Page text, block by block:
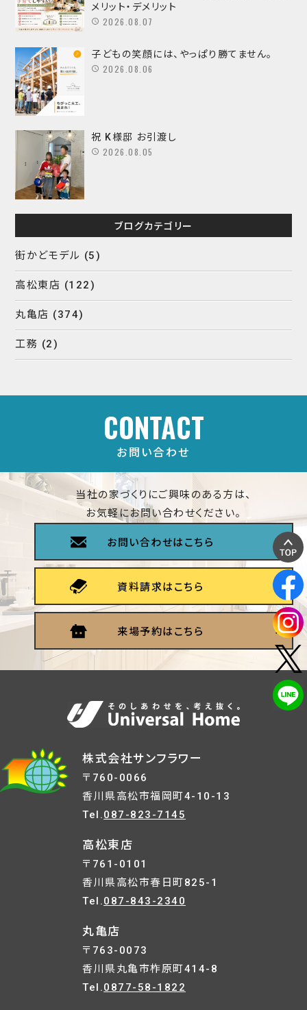
メリット・デメリット
2026.08.07
子どもの笑顔には、やっぱり勝てません。
2026.08.06
祝 K様邸 お引渡し
2026.08.05
ブログカテゴリー
街かどモデル (5)
高松東店 (122)
丸亀店 (374)
工務 (2)
CONTACT
お問い合わせ
当社の家づくりにご興味のある方は、
お気軽にお問い合わせください。
お問い合わせはこちら
資料請求はこちら
来場予約はこちら
株式会社サンフラワー
〒760-0066
香川県高松市福岡町4-10-13
Tel.087-823-7145
高松東店
〒761-0101
香川県高松市春日町825-1
Tel.087-843-2340
丸亀店
〒763-0073
香川県丸亀市柞原町414-8
Tel.0877-58-1822